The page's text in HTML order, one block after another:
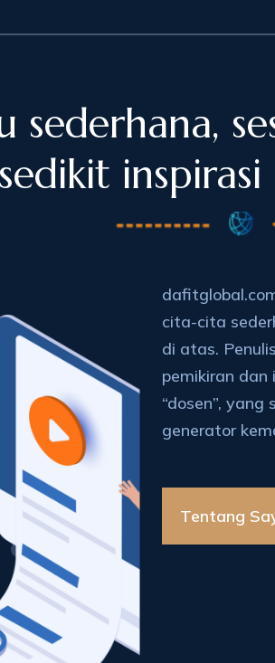
sederhana,
sedikit
cita-cita
di atas.
pemikiran dan
“dosen”,
generator
Tentang